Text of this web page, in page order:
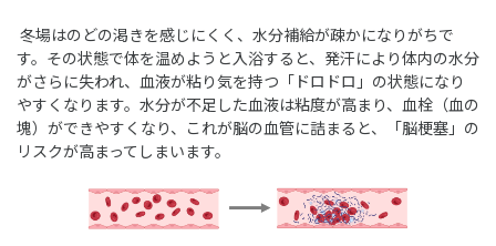
冬場はのどの渇きを感じにくく、水分補給が疎かになりがちで
す。その状態で体を温めようと入浴すると、発汗により体内の水分
がさらに失われ、血液が粘り気を持つ「ドロドロ」の状態になり
やすくなります。水分が不足した血液は粘度が高まり、血栓（血の
塊）ができやすくなり、これが脳の血管に詰まると、「脳梗塞」の
リスクが高まってしまいます。